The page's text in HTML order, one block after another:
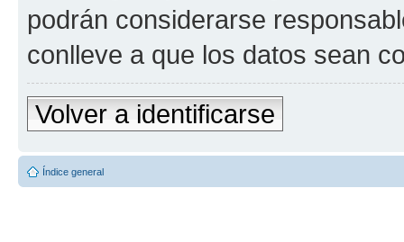
podrán considerarse
conlleve a que los datos sean
Volver a identificarse
Índice general